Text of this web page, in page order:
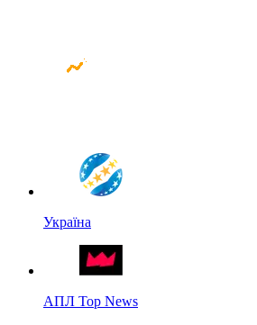
Україна
АПЛ Top News